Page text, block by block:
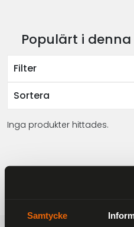
Samtycke
Populärt i
Filter
Sortera
Inga produkter hittades.